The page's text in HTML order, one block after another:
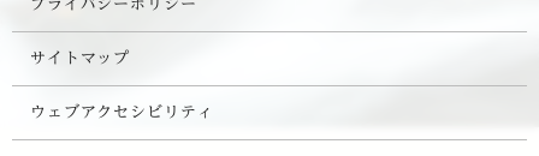
プライバシーポリシー
サイトマップ
ウェブアクセシビリティ